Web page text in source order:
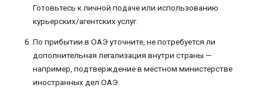
Готовьтесь к личной подаче или использованию
курьерских/агентских услуг.
По прибытии в ОАЭ уточните, не потребуется ли
дополнительная легализация внутри страны —
например, подтверждение в местном министерстве
иностранных дел ОАЭ.